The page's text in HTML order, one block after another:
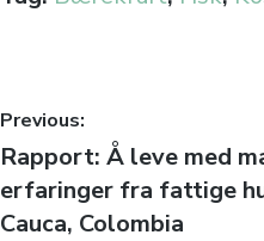
Previous:
Previous
post:
Rapport: Å leve med
erfaringer fra fattige
Cauca, Colombia